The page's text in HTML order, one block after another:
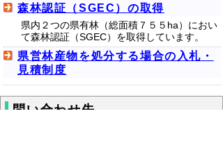
森林認証（SGEC）の取得
県内２つの県有林（総面積７５５ha）におい
て森林認証（SGEC）を取得しています。
県営林産物を処分する場合の入札・
見積制度
問い合わせ先